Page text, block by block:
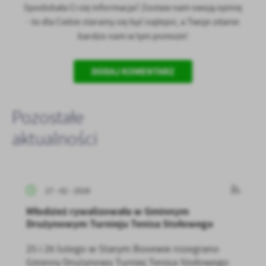
Spodobała Ci się informacja? Zostaw nam swoją opinię
- to dla Ciebie staramy się być najlepsi, a Twoje zdanie
bardzo nam w tym pomoże!
DODAJ KOMENTARZ
Pozostałe
aktualności
27 - 02 - 2026
Młodzież rywalizowała w Gminnym
Drużynowym Turnieju Tenisa Stołowego
25 i 26 lutego w Starym Bosewie rozegrano
Gminny Drużynowy Turniej Tenisa Stołowego